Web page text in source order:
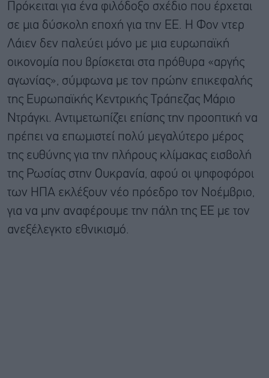
Πρόκειται για ένα φιλόδοξο σχέδιο που έρχεται
σε μια δύσκολη εποχή για την ΕΕ. Η Φον ντερ
Λάιεν δεν παλεύει μόνο με μια ευρωπαϊκή
οικονομία που βρίσκεται στα πρόθυρα «αργής
αγωνίας», σύμφωνα με τον πρώην επικεφαλής
της Ευρωπαϊκής Κεντρικής Τράπεζας Μάριο
Ντράγκι. Αντιμετωπίζει επίσης την προοπτική να
πρέπει να επωμιστεί πολύ μεγαλύτερο μέρος
της ευθύνης για την πλήρους κλίμακας εισβολή
της Ρωσίας στην Ουκρανία, αφού οι ψηφοφόροι
των ΗΠΑ εκλέξουν νέο πρόεδρο τον Νοέμβριο,
για να μην αναφέρουμε την πάλη της ΕΕ με τον
ανεξέλεγκτο εθνικισμό.